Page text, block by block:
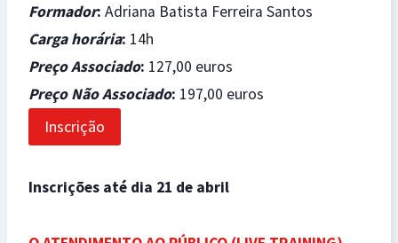
Formador: Adriana Batista Ferreira Santos
Carga horária: 14h
Preço Associado: 127,00 euros
Preço Não Associado: 197,00 euros
Inscrição
Inscrições até dia 21 de abril